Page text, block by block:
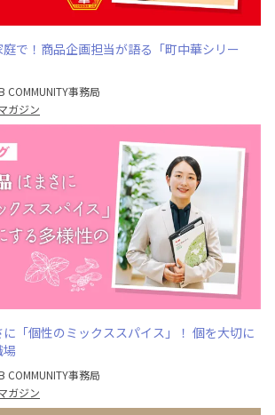
で！商品企画担当が語る「町中華シリー
COMMUNITY事務局
ガジン
「個性のミックススパイス」！ 個を大切に
COMMUNITY事務局
ガジン